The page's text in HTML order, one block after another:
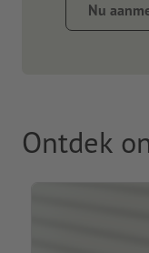
Nu
Ontdek